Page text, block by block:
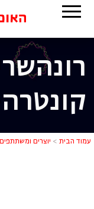
רונה
עמוד הבית > יוצרים ומשתתפים